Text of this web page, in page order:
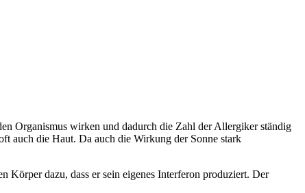
Organismus wirken und dadurch die Zahl der Allergiker ständig
auch die Haut. Da auch die Wirkung der Sonne stark
Körper dazu, dass er sein eigenes Interferon produziert. Der